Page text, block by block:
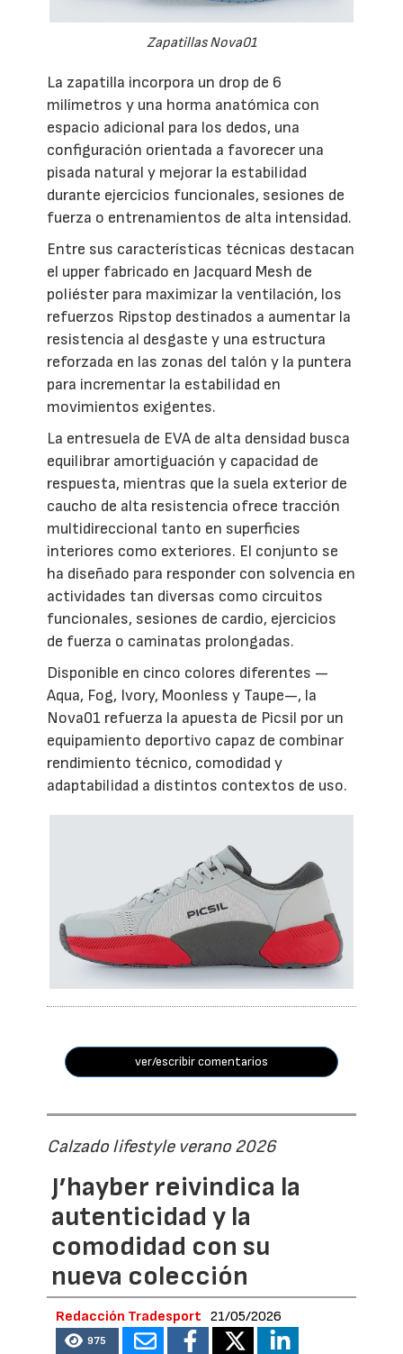
Zapatillas Nova01
La zapatilla incorpora un drop de 6
milímetros y una horma anatómica con
espacio adicional para los dedos, una
configuración orientada a favorecer una
pisada natural y mejorar la estabilidad
durante ejercicios funcionales, sesiones de
fuerza o entrenamientos de alta intensidad.
Entre sus características técnicas destacan
el upper fabricado en Jacquard Mesh de
poliéster para maximizar la ventilación, los
refuerzos Ripstop destinados a aumentar la
resistencia al desgaste y una estructura
reforzada en las zonas del talón y la puntera
para incrementar la estabilidad en
movimientos exigentes.
La entresuela de EVA de alta densidad busca
equilibrar amortiguación y capacidad de
respuesta, mientras que la suela exterior de
caucho de alta resistencia ofrece tracción
multidireccional tanto en superficies
interiores como exteriores. El conjunto se
ha diseñado para responder con solvencia en
actividades tan diversas como circuitos
funcionales, sesiones de cardio, ejercicios
de fuerza o caminatas prolongadas.
Disponible en cinco colores diferentes —
Aqua, Fog, Ivory, Moonless y Taupe—, la
Nova01 refuerza la apuesta de Picsil por un
equipamiento deportivo capaz de combinar
rendimiento técnico, comodidad y
adaptabilidad a distintos contextos de uso.
ver/escribir comentarios
Calzado lifestyle verano 2026
J’hayber reivindica la
autenticidad y la
comodidad con su
nueva colección
Redacción Tradesport 21/05/2026
975